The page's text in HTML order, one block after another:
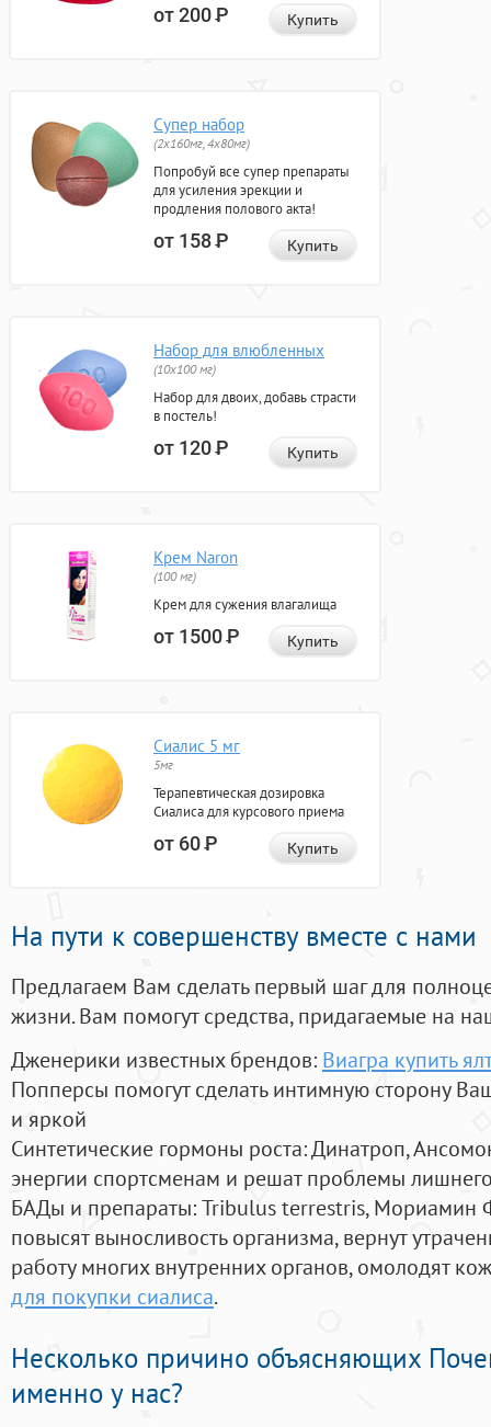
от 200Р Купить
Супер набор
(2х160мг, 4х80мг)
Попробуй все супер препараты
для усиления эрекции и
продления полового акта!
от 158Р Купить
Набор для влюбленных
(10х100 мг)
Набор для двоих, добавь страсти
в постель!
от 120Р Купить
Крем Naron
(100 мг)
Крем для сужения влагалища
от 1500Р Купить
Сиалис 5 мг
5мг
Терапевтическая дозировка
Сиалиса для курсового приема
от 60Р Купить
На пути к совершенству вместе с нами
Предлагаем Вам сделать первый шаг для
жизни. Вам помогут средства, придагаемые на
Дженерики известных брендов: Виагра купить
Попперсы помогут сделать интимную сторону
и яркой
Синтетические гормоны роста: Динатроп,
энергии спортсменам и решат проблемы
БАДы и препараты:Tribulus terrestris, Мориамин
повысят выносливость организма, вернут
работу многих внутренних органов, омолодят
для покупки сиалиса.
Несколько причино объясняющих
именно у нас?